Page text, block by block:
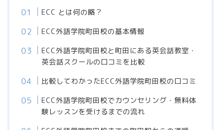
ECC とは何の略？
ECC外語学院町田校の基本情報
ECC外語学院町田校と町田にある英会話教室・
英会話スクールの口コミを比較
比較してわかったECC外語学院町田校の口コミ
ECC外語学院町田校でカウンセリング・無料体
験レッスンを受けるまでの流れ